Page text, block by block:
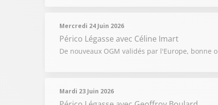
Mercredi 24 Juin 2026
Périco Légasse avec Céline Imart
De nouveaux OGM validés par l'Europe,
Mardi 23 Juin 2026